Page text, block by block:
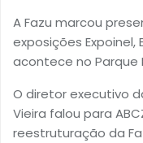
A Fazu marcou
exposições Expoinel,
acontece no Parque
O diretor executivo
Vieira falou para
reestruturação da